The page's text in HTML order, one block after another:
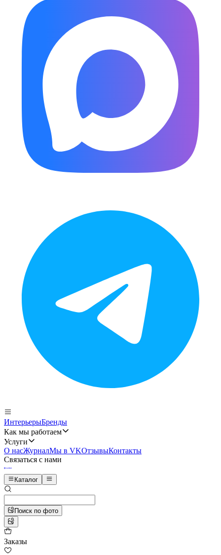
ИнтерьерыБренды
Как мы работаем
Услуги
О насЖурналМы в VKОтзывыКонтакты
Связаться с нами
Каталог
Поиск по фото
Заказы